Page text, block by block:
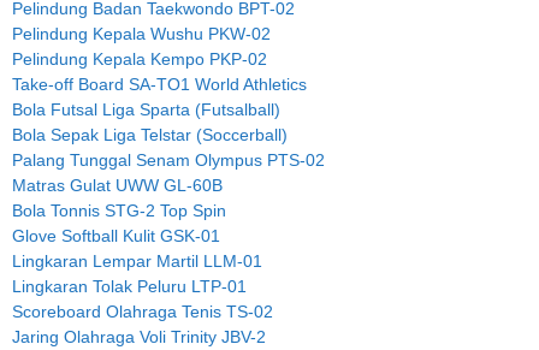
Pelindung Badan Taekwondo BPT-02
Pelindung Kepala Wushu PKW-02
Pelindung Kepala Kempo PKP-02
Take-off Board SA-TO1 World Athletics
Bola Futsal Liga Sparta (Futsalball)
Bola Sepak Liga Telstar (Soccerball)
Palang Tunggal Senam Olympus PTS-02
Matras Gulat UWW GL-60B
Bola Tonnis STG-2 Top Spin
Glove Softball Kulit GSK-01
Lingkaran Lempar Martil LLM-01
Lingkaran Tolak Peluru LTP-01
Scoreboard Olahraga Tenis TS-02
Jaring Olahraga Voli Trinity JBV-2